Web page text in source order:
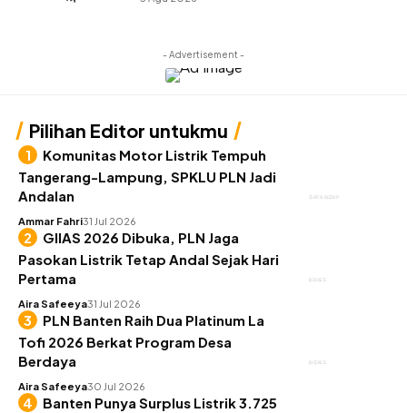
- Advertisement -
Pilihan Editor untukmu
GAYA HIDUP
Komunitas Motor Listrik Tempuh
Tangerang-Lampung, SPKLU PLN Jadi
Andalan
Ammar Fahri31 Jul 2026
BISNIS
GIIAS 2026 Dibuka, PLN Jaga
Pasokan Listrik Tetap Andal Sejak Hari
Pertama
Aira Safeeya31 Jul 2026
BISNIS
PLN Banten Raih Dua Platinum La
Tofi 2026 Berkat Program Desa
Berdaya
Aira Safeeya30 Jul 2026
Banten Punya Surplus Listrik 3.725